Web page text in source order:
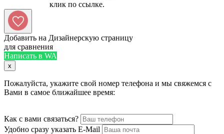
Добавить на Дизайнерскую страницу
для сравнения
Написать в WA
x
Пожалуйста, укажите свой номер телефона и мы свяжемся с
Вами в самое ближайшее время:
Как с вами связаться?
Удобно сразу указать E-Mail